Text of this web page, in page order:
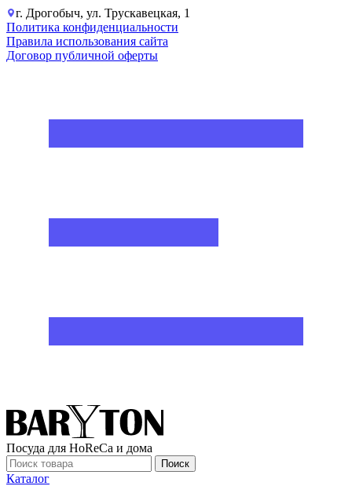
г. Дрогобыч, ул. Трускавецкая, 1
Политика конфиденциальности
Правила использования сайта
Договор публичной оферты
Посуда для HoReCa и дома
Поиск
Каталог